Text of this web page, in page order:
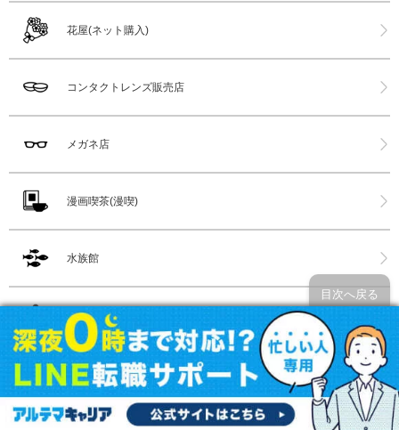
花屋(ネット購入)
コンタクトレンズ販売店
メガネ店
漫画喫茶(漫喫)
水族館
ホットヨガ
スポーツクラブ
目次へ戻る